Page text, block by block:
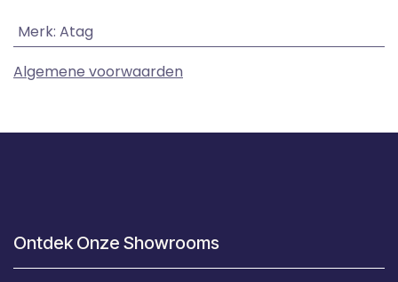
Merk: Atag
Algemene voorwaarden
Ontdek Onze Showrooms